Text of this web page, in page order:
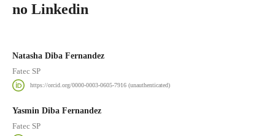
no Linkedin
Natasha Diba Fernandez
Fatec SP
https://orcid.org/0000-0003-0605-7916 (unauthenticated)
Yasmin Diba Fernandez
Fatec SP